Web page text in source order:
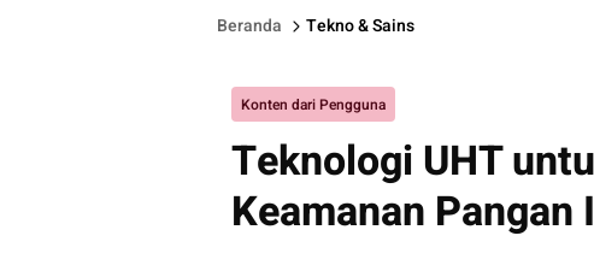
Beranda Tekno & Sains
Konten dari Pengguna
Teknologi UHT
Keamanan